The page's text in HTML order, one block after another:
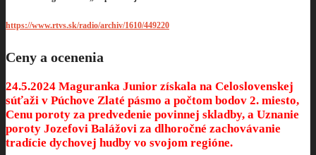
https://www.rtvs.sk/radio/archiv/1610/449220
Ceny a ocenenia
24.5.2024 Maguranka Junior získala na Celoslovenskej
súťaži v Púchove Zlaté pásmo a počtom bodov 2. miesto,
Cenu poroty za predvedenie povinnej skladby, a Uznanie
poroty Jozefovi Balážovi za dlhoročné zachovávanie
tradície dychovej hudby vo svojom regióne.